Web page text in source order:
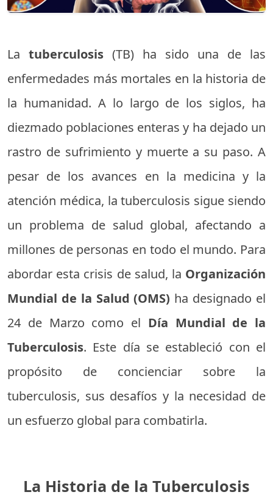
La tuberculosis (TB) ha sido una de las
enfermedades más mortales en la historia de
la humanidad. A lo largo de los siglos, ha
diezmado poblaciones enteras y ha dejado un
rastro de sufrimiento y muerte a su paso. A
pesar de los avances en la medicina y la
atención médica, la tuberculosis sigue siendo
un problema de salud global, afectando a
millones de personas en todo el mundo. Para
abordar esta crisis de salud, la Organización
Mundial de la Salud (OMS) ha designado el
24 de Marzo como el Día Mundial de la
Tuberculosis. Este día se estableció con el
propósito de concienciar sobre la
tuberculosis, sus desafíos y la necesidad de
un esfuerzo global para combatirla.
La Historia de la Tuberculosis